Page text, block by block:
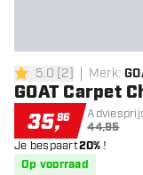
5 score sterren
5.0 [2] Merk:
GOAT Carpet
35,96
44,95
Je bespaart20% !
Op voorraad